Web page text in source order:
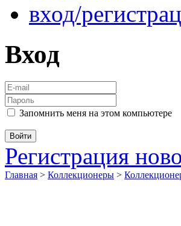
вход/
Вход
Запомнить меня на этом компьютере
Регистрация
Главная > Коллекционеры >